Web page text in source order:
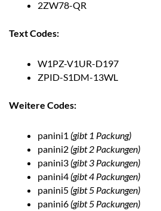
2ZW78-QR
Text Codes:
W1PZ-V1UR-D197
ZPID-S1DM-13WL
Weitere Codes:
panini1 (gibt 1 Packung)
panini2 (gibt 2 Packungen)
panini3 (gibt 3 Packungen)
panini4 (gibt 4 Packungen)
panini5 (gibt 5 Packungen)
panini6 (gibt 5 Packungen)